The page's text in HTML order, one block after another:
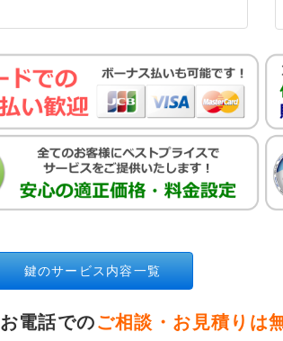
鍵のサービス内容一覧
お電話でのご相談・お見積りは